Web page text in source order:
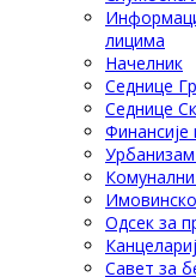
лицима
Начелник
Седнице
Седнице
Финансије
Одсек за
Савет за